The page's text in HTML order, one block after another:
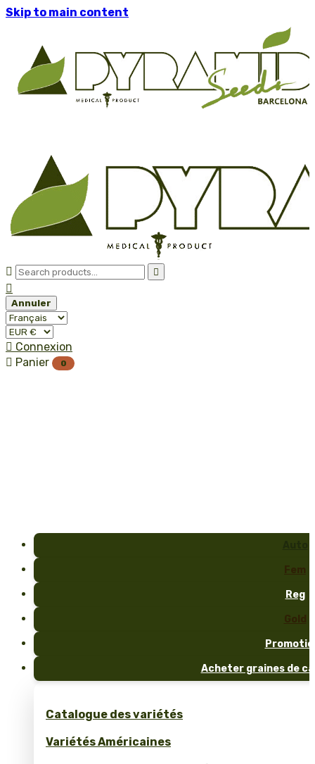
Skip to main content
 

Annuler
 Connexion
 Panier 0
Fem
Reg
Gold
Acheter graines de
Catalogue des variétés
Variétés Américaines